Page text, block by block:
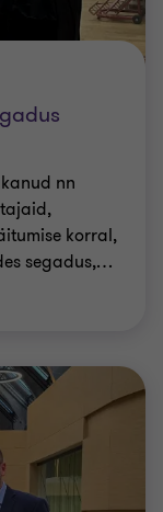
nn
korral,
segadus,…